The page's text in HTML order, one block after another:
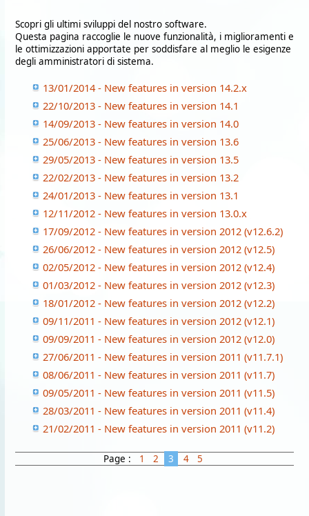
Scopri gli ultimi sviluppi del nostro software.
Questa pagina raccoglie le nuove funzionalità, i miglioramenti e
le ottimizzazioni apportate per soddisfare al meglio le esigenze
degli amministratori di sistema.
13/01/2014 - New features in version 14.2.x
22/10/2013 - New features in version 14.1
14/09/2013 - New features in version 14.0
25/06/2013 - New features in version 13.6
29/05/2013 - New features in version 13.5
22/02/2013 - New features in version 13.2
24/01/2013 - New features in version 13.1
12/11/2012 - New features in version 13.0.x
17/09/2012 - New features in version 2012 (v12.6.2)
26/06/2012 - New features in version 2012 (v12.5)
02/05/2012 - New features in version 2012 (v12.4)
01/03/2012 - New features in version 2012 (v12.3)
18/01/2012 - New features in version 2012 (v12.2)
09/11/2011 - New features in version 2012 (v12.1)
09/09/2011 - New features in version 2012 (v12.0)
27/06/2011 - New features in version 2011 (v11.7.1)
08/06/2011 - New features in version 2011 (v11.7)
09/05/2011 - New features in version 2011 (v11.5)
28/03/2011 - New features in version 2011 (v11.4)
21/02/2011 - New features in version 2011 (v11.2)
Page : 1 2 3 4 5